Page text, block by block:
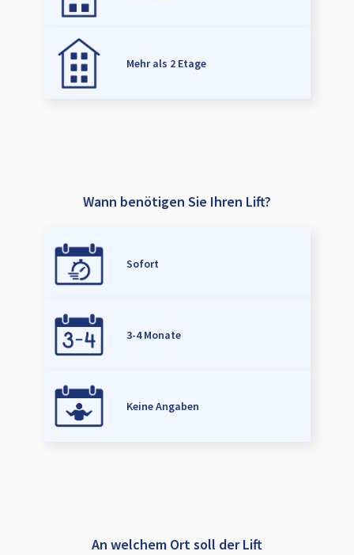
Mehr als 2 Etage
Wann benötigen Sie Ihren Lift?
Sofort
3-4 Monate
Keine Angaben
An welchem Ort soll der Lift